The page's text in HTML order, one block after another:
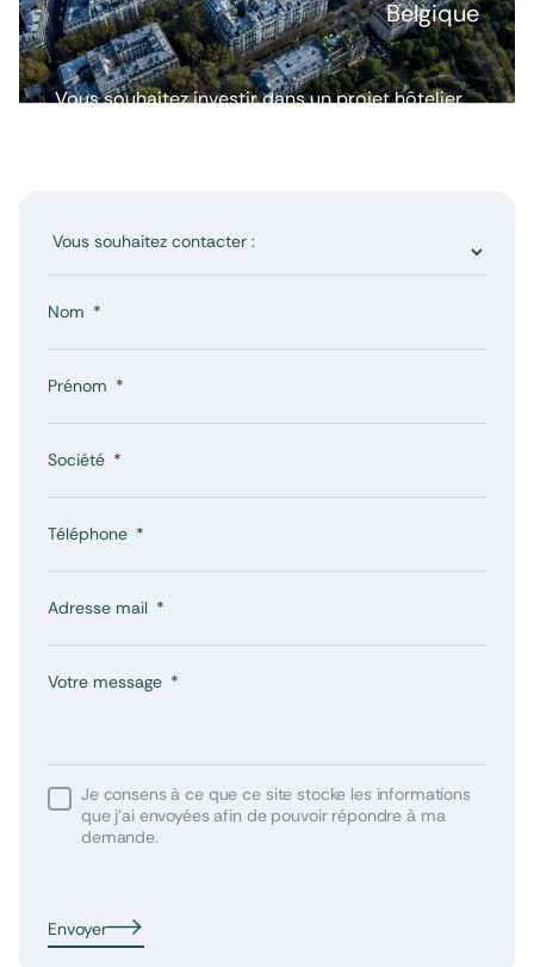
Belgique
Vous souhaitez investir dans un projet hôtelier
Nom
Prénom
Société
Téléphone
Adresse mail
Votre message
Je consens à ce que ce site stocke les informations
que j’ai envoyées afin de pouvoir répondre à ma
demande.
Envoyer